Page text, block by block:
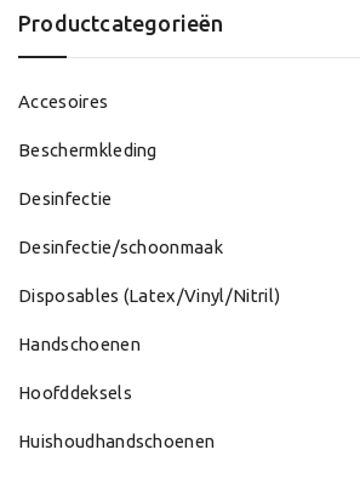
Productcategorieën
Accesoires
Beschermkleding
Desinfectie
Desinfectie/schoonmaak
Disposables (Latex/Vinyl/Nitril)
Handschoenen
Hoofddeksels
Huishoudhandschoenen